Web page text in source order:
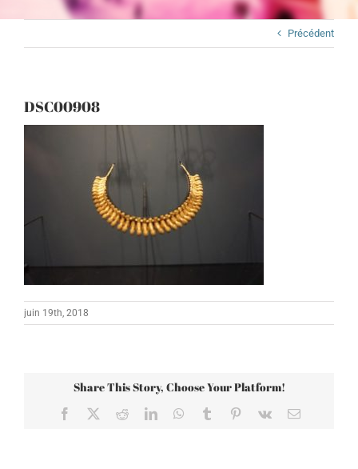
Précédent
DSC00908
juin 19th, 2018
Share This Story, Choose Your Platform!
Facebook RedditLinkedInWhatsApp
Tumblr Pinterest
Vk Email